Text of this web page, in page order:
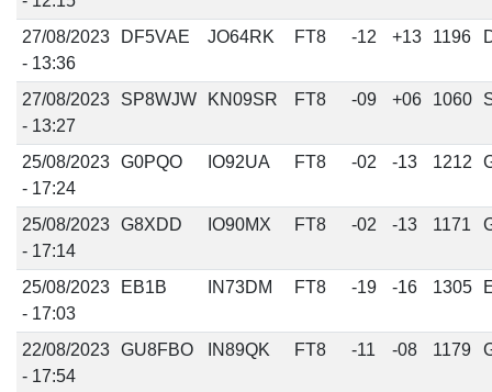
27/08/2023
- 13:36
DF5VAE JO64RK FT8 -12 +13 1196
27/08/2023
- 13:27
SP8WJW KN09SR FT8 -09 +06 1060
25/08/2023
- 17:24
G0PQO IO92UA FT8 -02 -13 1212
25/08/2023
- 17:14
G8XDD IO90MX FT8 -02 -13 1171
25/08/2023
- 17:03
EB1B IN73DM FT8 -19 -16 1305
22/08/2023
- 17:54
GU8FBO IN89QK FT8 -11 -08 1179